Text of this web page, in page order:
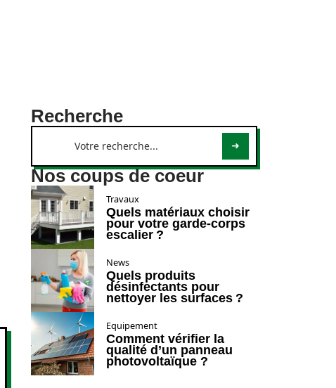
Recherche
Nos coups de coeur
Travaux
Quels matériaux choisir
pour votre garde-corps
escalier ?
News
Quels produits
désinfectants pour
nettoyer les surfaces ?
Equipement
Comment vérifier la
qualité d’un panneau
photovoltaïque ?